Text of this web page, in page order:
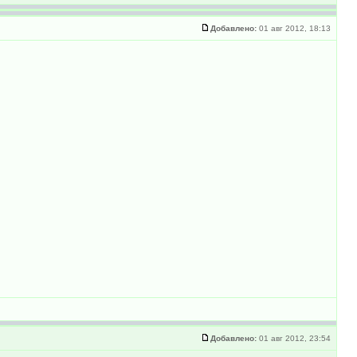
Добавлено: 01 авг 2012, 18:13
Добавлено: 01 авг 2012, 23:54